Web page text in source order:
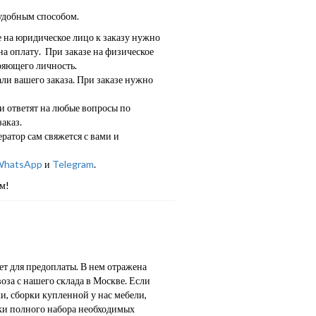
способом.
на юридическое лицо к заказу нужно
оплату. При заказе на физическое
личность.
вашего заказа. При заказе нужно
на любые вопросы по
сам свяжется с вами и
и Telegram.
для предоплаты. В нем отражена
с нашего склада в Москве. Если
сборки купленной у нас мебели,
полного набора необходимых